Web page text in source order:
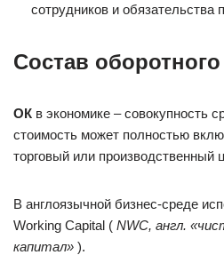
сотрудников и обязательства
Состав
ОК в экономике – совокупность
стоимость может полностью
торговый или производственный
В англоязычной бизнес-среде
Working Capital ( NWC, англ.
капитал» ).